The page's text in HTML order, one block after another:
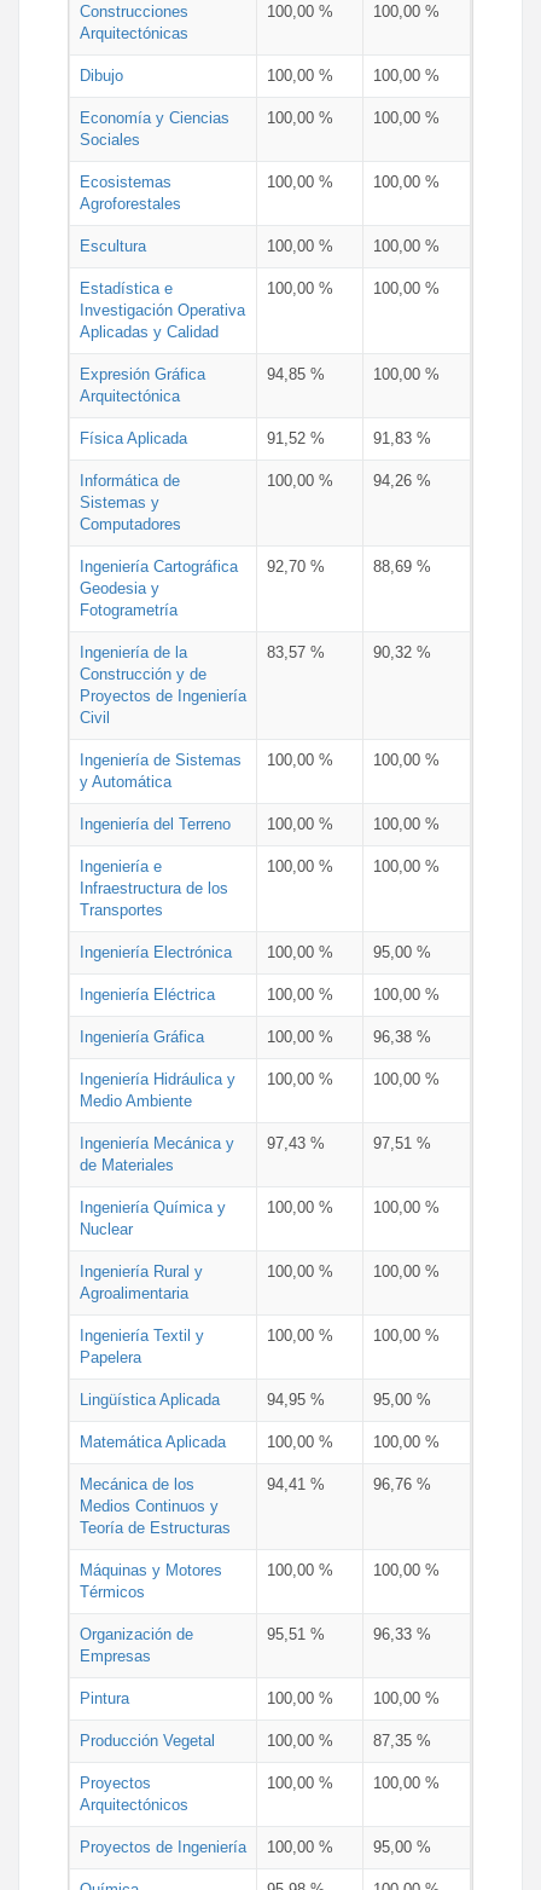
Construcciones
Arquitectónicas
100,00 % 100,00 %
Dibujo 100,00 % 100,00 %
Economía y Ciencias
Sociales
100,00 % 100,00 %
Ecosistemas
Agroforestales
100,00 % 100,00 %
Escultura 100,00 % 100,00 %
Estadística e
Investigación Operativa
Aplicadas y Calidad
100,00 % 100,00 %
Expresión Gráfica
Arquitectónica
94,85 % 100,00 %
Física Aplicada 91,52 % 91,83 %
Informática de
Sistemas y
Computadores
100,00 % 94,26 %
Ingeniería Cartográfica
Geodesia y
Fotogrametría
92,70 % 88,69 %
Ingeniería de la
Construcción y de
Proyectos de Ingeniería
Civil
83,57 % 90,32 %
Ingeniería de Sistemas
y Automática
100,00 % 100,00 %
Ingeniería del Terreno 100,00 % 100,00 %
Ingeniería e
Infraestructura de los
Transportes
100,00 % 100,00 %
Ingeniería Electrónica 100,00 % 95,00 %
Ingeniería Eléctrica 100,00 % 100,00 %
Ingeniería Gráfica 100,00 % 96,38 %
Ingeniería Hidráulica y
Medio Ambiente
100,00 % 100,00 %
Ingeniería Mecánica y
de Materiales
97,43 % 97,51 %
Ingeniería Química y
Nuclear
100,00 % 100,00 %
Ingeniería Rural y
Agroalimentaria
100,00 % 100,00 %
Ingeniería Textil y
Papelera
100,00 % 100,00 %
Lingüística Aplicada 94,95 % 95,00 %
Matemática Aplicada 100,00 % 100,00 %
Mecánica de los
Medios Continuos y
Teoría de Estructuras
94,41 % 96,76 %
Máquinas y Motores
Térmicos
100,00 % 100,00 %
Organización de
Empresas
95,51 % 96,33 %
Pintura 100,00 % 100,00 %
Producción Vegetal 100,00 % 87,35 %
Proyectos
Arquitectónicos
100,00 % 100,00 %
Proyectos de Ingeniería 100,00 % 95,00 %